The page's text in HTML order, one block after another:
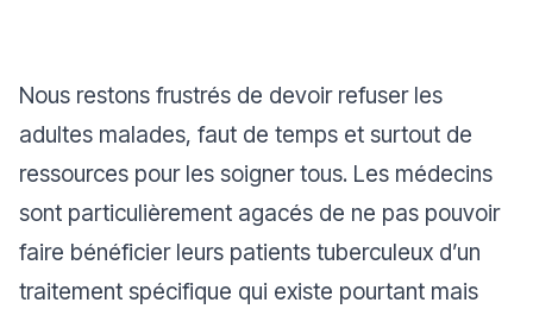
Nous restons frustrés de devoir refuser les
adultes malades, faut de temps et surtout de
ressources pour les soigner tous. Les médecins
sont particulièrement agacés de ne pas pouvoir
faire bénéficier leurs patients tuberculeux d’un
traitement spécifique qui existe pourtant mais